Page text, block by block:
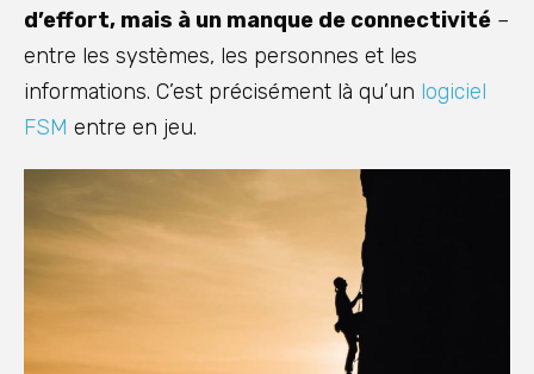
d’effort, mais à un manque de connectivité –
entre les systèmes, les personnes et les
informations. C’est précisément là qu’un logiciel
FSM entre en jeu.